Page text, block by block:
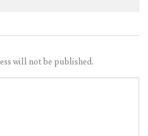
will not be published.